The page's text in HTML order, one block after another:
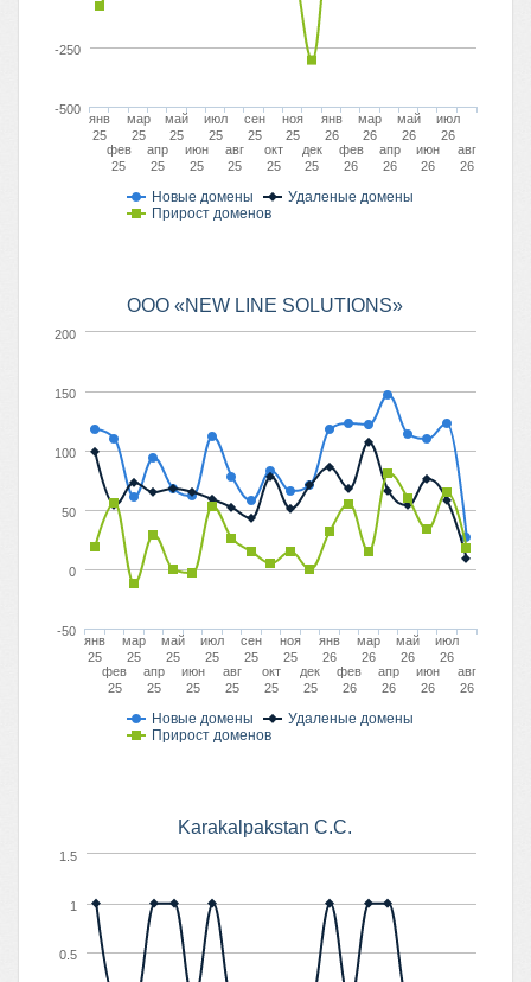
Новые домены
Удаленые домены
Прирост доменов
янв
25
фев
25
мар
25
апр
25
май
25
июн
25
июл
25
авг
25
сен
25
окт
25
ноя
25
дек
25
янв
26
фев
26
мар
26
апр
26
май
26
июн
26
июл
26
авг
26
-500
-250
ООО «NEW LINE SOLUTIONS»
Новые домены
Удаленые домены
Прирост доменов
янв
25
фев
25
мар
25
апр
25
май
25
июн
25
июл
25
авг
25
сен
25
окт
25
ноя
25
дек
25
янв
26
фев
26
мар
26
апр
26
май
26
июн
26
июл
26
авг
26
0
50
100
150
-50
200
Karakalpakstan C.C.
0.5
1
1.5